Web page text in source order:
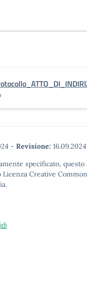
- Revisione: 16.09.2024
specificato, questo
Creative